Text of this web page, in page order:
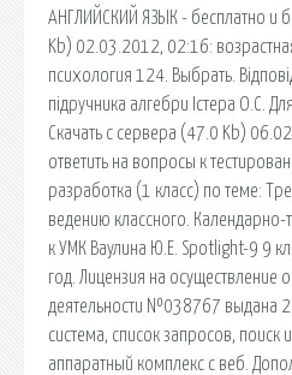
АНГЛИЙСКИЙ ЯЗЫК - бесплатно и
Kb) 02.03.2012, 02:16:
психология 124. Выбрать.
підручника алгебри Істера О.С.
Скачать с сервера (47.0 Kb)
ответить на вопросы к
разработка (1 класс) по теме:
ведению классного. Календарно-
к УМК Ваулина Ю.Е. Spotlight-9 9
год. Лицензия на осуществление
деятельности №038767 выдана
сиcтема, список запросов,
аппаратный комплекс с веб.